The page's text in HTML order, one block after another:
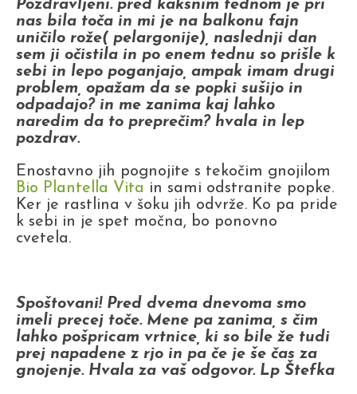
Pozdravljeni. pred kakšnim tednom je pri
nas bila toča in mi je na balkonu fajn
uničilo rože( pelargonije), naslednji dan
sem ji očistila in po enem tednu so prišle k
sebi in lepo poganjajo, ampak imam drugi
problem, opažam da se popki sušijo in
odpadajo? in me zanima kaj lahko
naredim da to preprečim? hvala in lep
pozdrav.
Enostavno jih pognojite s tekočim gnojilom
Bio Plantella Vita in sami odstranite popke.
Ker je rastlina v šoku jih odvrže. Ko pa pride
k sebi in je spet močna, bo ponovno
cvetela.
Spoštovani! Pred dvema dnevoma smo
imeli precej toče. Mene pa zanima, s čim
lahko pošpricam vrtnice, ki so bile že tudi
prej napadene z rjo in pa če je še čas za
gnojenje. Hvala za vaš odgovor. Lp Štefka